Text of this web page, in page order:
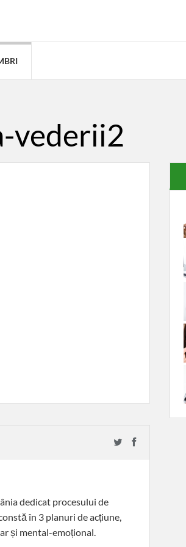
vederii2
dedicat procesului de
în 3 planuri de acțiune,
și mental-emoțional.